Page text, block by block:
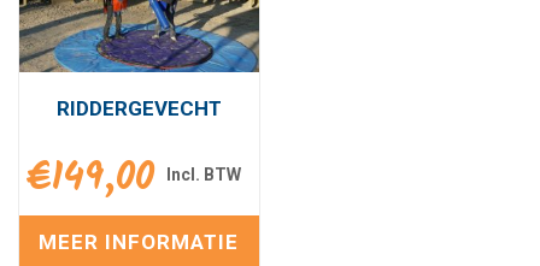
RIDDERGEVECHT
€149,00
MEER INFORMATIE